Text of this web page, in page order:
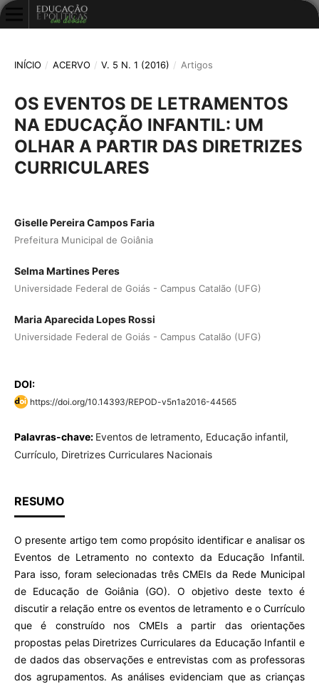
INÍCIO / ACERVO / V. 5 N. 1 (2016) / Artigos
OS EVENTOS DE LETRAMENTOS
NA EDUCAÇÃO INFANTIL: UM
OLHAR A PARTIR DAS DIRETRIZES
CURRICULARES
Giselle Pereira Campos Faria
Prefeitura Municipal de Goiânia
Selma Martines Peres
Universidade Federal de Goiás - Campus Catalão (UFG)
Maria Aparecida Lopes Rossi
Universidade Federal de Goiás - Campus Catalão (UFG)
DOI:
https://doi.org/10.14393/REPOD-v5n1a2016-44565
Palavras-chave: Eventos de letramento, Educação infantil,
Currículo, Diretrizes Curriculares Nacionais
RESUMO
O presente artigo tem como propósito identificar e analisar os
Eventos de Letramento no contexto da Educação Infantil.
Para isso, foram selecionadas três CMEIs da Rede Municipal
de Educação de Goiânia (GO). O objetivo deste texto é
discutir a relação entre os eventos de letramento e o Currículo
que é construído nos CMEIs a partir das orientações
propostas pelas Diretrizes Curriculares da Educação Infantil e
de dados das observações e entrevistas com as professoras
dos agrupamentos. As análises evidenciam que as crianças